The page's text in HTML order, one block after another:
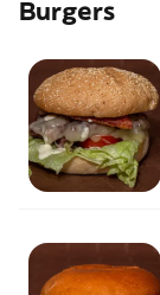
Burgers